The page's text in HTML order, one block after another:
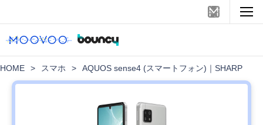
HOME > スマホ > AQUOS sense4 (スマートフォン)｜SHARP